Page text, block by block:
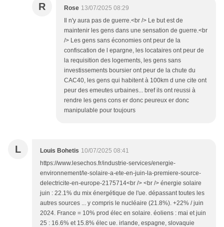
R Rose 13/07/2025 08:29
Il n'y aura pas de guerre.<br /> Le but est de
maintenir les gens dans une sensation de guerre.<br
/> Les gens sans économies ont peur de la
confiscation de l epargne, les locataires ont peur de
la requisition des logements, les gens sans
investissements boursier ont peur de la chute du
CAC40, les gens qui habitent à 100km d une cite ont
peur des emeutes urbaines... bref ils ont reussi à
rendre les gens cons er donc peureux er donc
manipulable pour toujours
L Louis Bohetis 10/07/2025 08:41
https://www.lesechos.fr/industrie-services/energie-
environnement/le-solaire-a-ete-en-juin-la-premiere-source-
delectricite-en-europe-2175714<br /> <br /> énergie solaire
juin : 22.1% du mix énergétique de l'ue. dépassant toutes les
autres sources ... y compris le nucléaire (21.8%). +22% / juin
2024. France = 10% prod élec en solaire. éoliens : mai et juin
25 : 16.6% et 15.8% élec ue. irlande, espagne, slovaquie